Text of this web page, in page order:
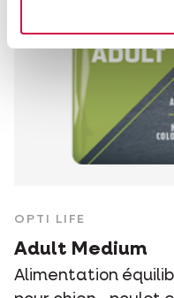
OPTI LIFE
Adult Medium
Alimentation